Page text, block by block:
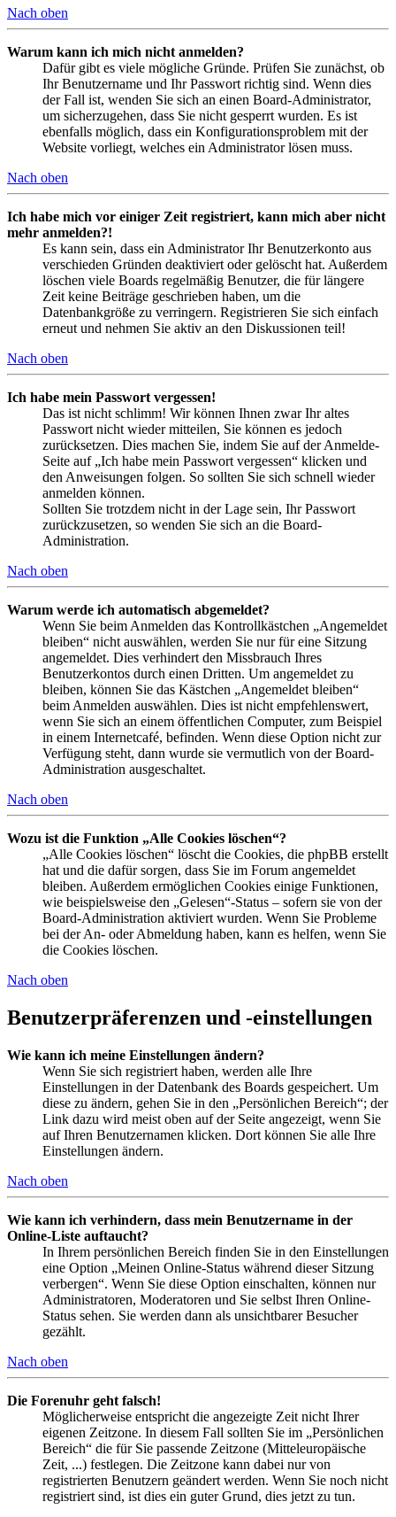
Nach oben
Warum kann ich mich nicht anmelden?
Dafür gibt es viele mögliche Gründe. Prüfen Sie zunächst, ob
Ihr Benutzername und Ihr Passwort richtig sind. Wenn dies
der Fall ist, wenden Sie sich an einen Board-Administrator,
um sicherzugehen, dass Sie nicht gesperrt wurden. Es ist
ebenfalls möglich, dass ein Konfigurationsproblem mit der
Website vorliegt, welches ein Administrator lösen muss.
Nach oben
Ich habe mich vor einiger Zeit registriert, kann mich aber nicht
mehr anmelden?!
Es kann sein, dass ein Administrator Ihr Benutzerkonto aus
verschieden Gründen deaktiviert oder gelöscht hat. Außerdem
löschen viele Boards regelmäßig Benutzer, die für längere
Zeit keine Beiträge geschrieben haben, um die
Datenbankgröße zu verringern. Registrieren Sie sich einfach
erneut und nehmen Sie aktiv an den Diskussionen teil!
Nach oben
Ich habe mein Passwort vergessen!
Das ist nicht schlimm! Wir können Ihnen zwar Ihr altes
Passwort nicht wieder mitteilen, Sie können es jedoch
zurücksetzen. Dies machen Sie, indem Sie auf der Anmelde-
Seite auf „Ich habe mein Passwort vergessen“ klicken und
den Anweisungen folgen. So sollten Sie sich schnell wieder
anmelden können.
Sollten Sie trotzdem nicht in der Lage sein, Ihr Passwort
zurückzusetzen, so wenden Sie sich an die Board-
Administration.
Nach oben
Warum werde ich automatisch abgemeldet?
Wenn Sie beim Anmelden das Kontrollkästchen „Angemeldet
bleiben“ nicht auswählen, werden Sie nur für eine Sitzung
angemeldet. Dies verhindert den Missbrauch Ihres
Benutzerkontos durch einen Dritten. Um angemeldet zu
bleiben, können Sie das Kästchen „Angemeldet bleiben“
beim Anmelden auswählen. Dies ist nicht empfehlenswert,
wenn Sie sich an einem öffentlichen Computer, zum Beispiel
in einem Internetcafé, befinden. Wenn diese Option nicht zur
Verfügung steht, dann wurde sie vermutlich von der Board-
Administration ausgeschaltet.
Nach oben
Wozu ist die Funktion „Alle Cookies löschen“?
„Alle Cookies löschen“ löscht die Cookies, die phpBB erstellt
hat und die dafür sorgen, dass Sie im Forum angemeldet
bleiben. Außerdem ermöglichen Cookies einige Funktionen,
wie beispielsweise den „Gelesen“-Status – sofern sie von der
Board-Administration aktiviert wurden. Wenn Sie Probleme
bei der An- oder Abmeldung haben, kann es helfen, wenn Sie
die Cookies löschen.
Nach oben
Benutzerpräferenzen und -einstellungen
Wie kann ich meine Einstellungen ändern?
Wenn Sie sich registriert haben, werden alle Ihre
Einstellungen in der Datenbank des Boards gespeichert. Um
diese zu ändern, gehen Sie in den „Persönlichen Bereich“; der
Link dazu wird meist oben auf der Seite angezeigt, wenn Sie
auf Ihren Benutzernamen klicken. Dort können Sie alle Ihre
Einstellungen ändern.
Nach oben
Wie kann ich verhindern, dass mein Benutzername in der
Online-Liste auftaucht?
In Ihrem persönlichen Bereich finden Sie in den Einstellungen
eine Option „Meinen Online-Status während dieser Sitzung
verbergen“. Wenn Sie diese Option einschalten, können nur
Administratoren, Moderatoren und Sie selbst Ihren Online-
Status sehen. Sie werden dann als unsichtbarer Besucher
gezählt.
Nach oben
Die Forenuhr geht falsch!
Möglicherweise entspricht die angezeigte Zeit nicht Ihrer
eigenen Zeitzone. In diesem Fall sollten Sie im „Persönlichen
Bereich“ die für Sie passende Zeitzone (Mitteleuropäische
Zeit, ...) festlegen. Die Zeitzone kann dabei nur von
registrierten Benutzern geändert werden. Wenn Sie noch nicht
registriert sind, ist dies ein guter Grund, dies jetzt zu tun.